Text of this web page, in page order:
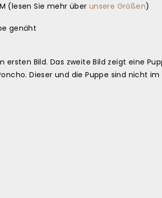
(lesen Sie mehr über unsere Größen)
genäht
ersten Bild. Das zweite Bild zeigt eine
Dieser und die Puppe sind nicht im